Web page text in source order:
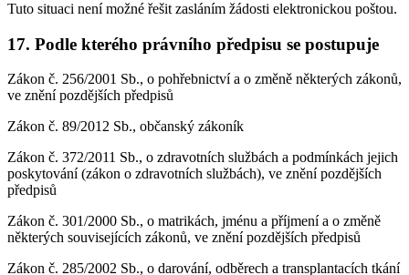
Tuto situaci není možné řešit zasláním žádosti elektronickou poštou.
17. Podle kterého právního předpisu se postupuje
Zákon č. 256/2001 Sb., o pohřebnictví a o změně některých zákonů,
ve znění pozdějších předpisů
Zákon č. 89/2012 Sb., občanský zákoník
Zákon č. 372/2011 Sb., o zdravotních službách a podmínkách jejich
poskytování (zákon o zdravotních službách), ve znění pozdějších
předpisů
Zákon č. 301/2000 Sb., o matrikách, jménu a příjmení a o změně
některých souvisejících zákonů, ve znění pozdějších předpisů
Zákon č. 285/2002 Sb., o darování, odběrech a transplantacích tkání